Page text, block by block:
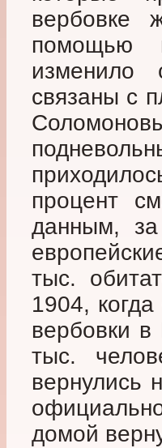
вербовке
помощью
изменило
связаны с
процент
данным,
тыс.
1904,
вербовки
тыс.
вернулись
домой